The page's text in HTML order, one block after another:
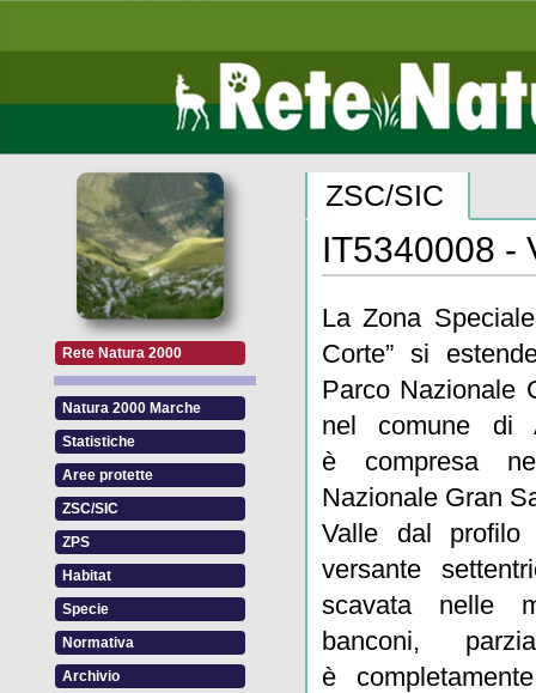
Rete Natura 2000
Natura 2000 Marche
Statistiche
Aree protette
ZSC/SIC
ZPS
Habitat
Specie
Normativa
Archivio
ZSC/SIC
IT5340008 -
La Zona
Corte” si
Parco Nazionale
nel comune di
è compresa
Nazionale Gran
Valle dal
versante
scavata nelle
banconi,
è